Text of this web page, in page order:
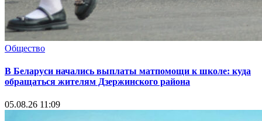
Общество
В Беларуси начались выплаты матпомощи к школе: куда
обращаться жителям Дзержинского района
05.08.26 11:09